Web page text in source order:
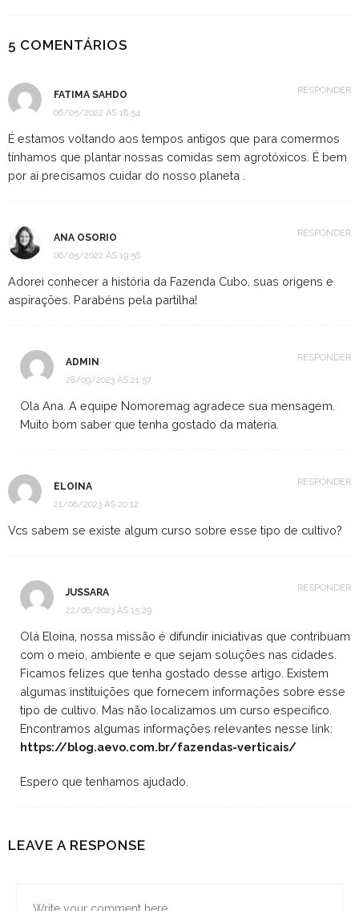
5 COMENTÁRIOS
FATIMA SAHDO
06/05/2022 ÀS 18:54
É estamos voltando aos tempos antigos que para comermos
tínhamos que plantar nossas comidas sem agrotóxicos. É bem
por aí precisamos cuidar do nosso planeta .
RESPONDER
ANA OSORIO
06/05/2022 ÀS 19:56
Adorei conhecer a história da Fazenda Cubo, suas origens e
aspirações. Parabéns pela partilha!
RESPONDER
ADMIN
28/09/2023 ÀS 21:57
Ola Ana. A equipe Nomoremag agradece sua mensagem.
Muito bom saber que tenha gostado da materia.
RESPONDER
ELOINA
21/08/2023 ÀS 20:12
Vcs sabem se existe algum curso sobre esse tipo de cultivo?
RESPONDER
JUSSARA
22/08/2023 ÀS 15:29
Olá Eloina, nossa missão é difundir iniciativas que contribuam
com o meio, ambiente e que sejam soluções nas cidades.
Ficamos felizes que tenha gostado desse artigo. Existem
algumas instituições que fornecem informações sobre esse
tipo de cultivo. Mas não localizamos um curso específico.
Encontramos algumas informações relevantes nesse link:
https://blog.aevo.com.br/fazendas-verticais/
Espero que tenhamos ajudado.
RESPONDER
LEAVE A RESPONSE